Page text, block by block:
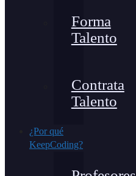
Forma
Talento
Contrata
Talento
¿Por qué
KeepCoding?